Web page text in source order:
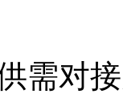
需对